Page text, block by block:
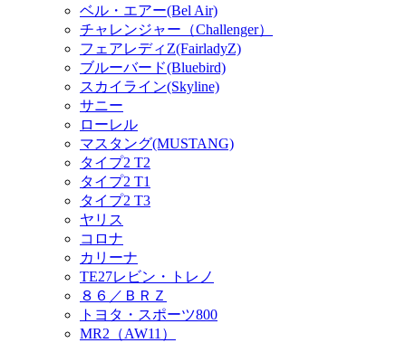
ベル・エアー(Bel Air)
チャレンジャー（Challenger）
フェアレディZ(FairladyZ)
ブルーバード(Bluebird)
スカイライン(Skyline)
サニー
ローレル
マスタング(MUSTANG)
タイプ2 T2
タイプ2 T1
タイプ2 T3
ヤリス
コロナ
カリーナ
TE27レビン・トレノ
８６／ＢＲＺ
トヨタ・スポーツ800
MR2（AW11）